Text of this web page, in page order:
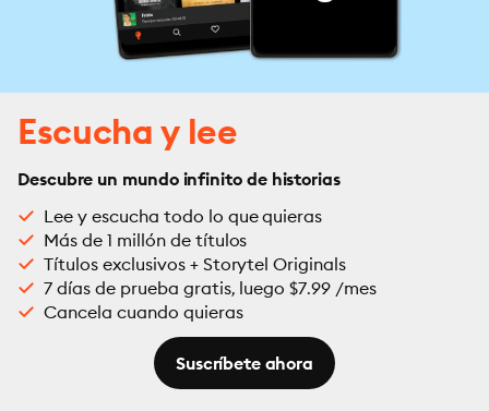
Escucha y lee
Descubre un mundo infinito de historias
Lee y escucha todo lo que quieras
Más de 1 millón de títulos
Títulos exclusivos + Storytel Originals
7 días de prueba gratis, luego $7.99 /mes
Cancela cuando quieras
Suscríbete ahora